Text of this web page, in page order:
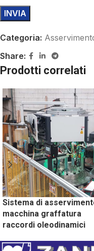
Categoria:
Share:
Prodotti correlati
Sistema di
macchina graffatura
raccordi oleodinamici